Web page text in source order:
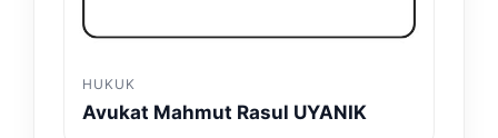
HUKUK
Avukat Mahmut Rasul UYANIK